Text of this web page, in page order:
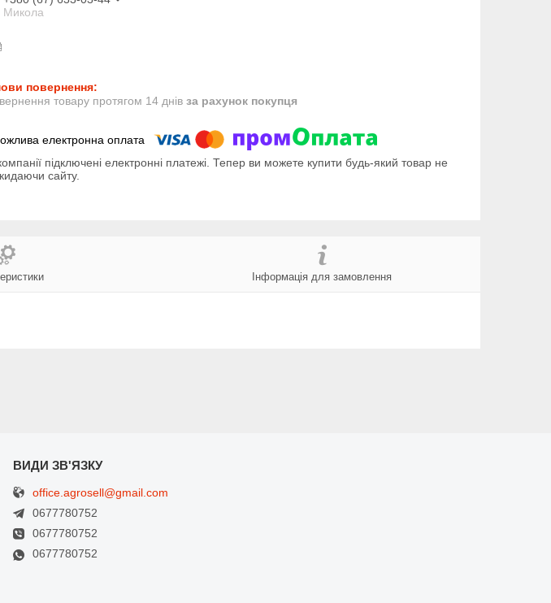
Микола
товару протягом 14 днів за рахунок покупця
підключені електронні платежі. Тепер ви можете купити будь-який товар не
сайту.
Інформація для замовлення
office.agrosell@gmail.com
0677780752
0677780752
0677780752